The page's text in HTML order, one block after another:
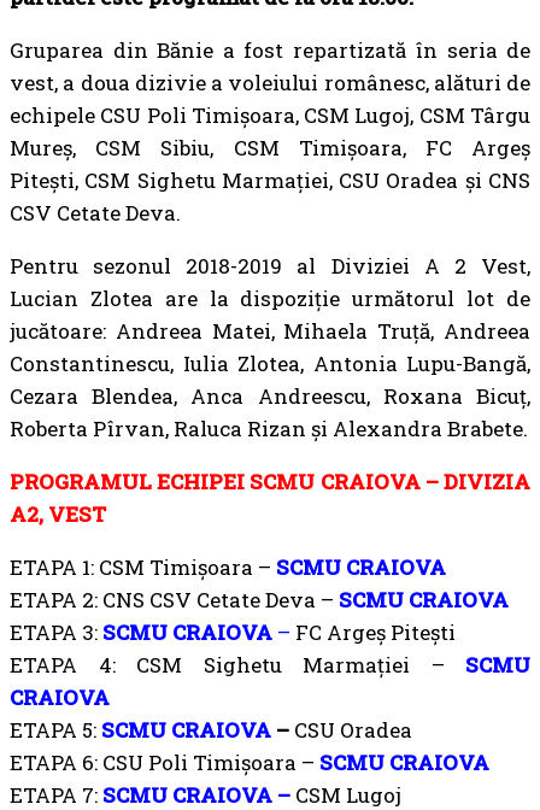
Gruparea din Bănie a fost repartizată în seria de
vest, a doua dizivie a voleiului românesc, alături de
echipele CSU Poli Timișoara, CSM Lugoj, CSM Târgu
Mureș, CSM Sibiu, CSM Timișoara, FC Argeș
Pitești, CSM Sighetu Marmației, CSU Oradea și CNS
CSV Cetate Deva.
Pentru sezonul 2018-2019 al Diviziei A 2 Vest,
Lucian Zlotea are la dispoziție următorul lot de
jucătoare: Andreea Matei, Mihaela Truță, Andreea
Constantinescu, Iulia Zlotea, Antonia Lupu-Bangă,
Cezara Blendea, Anca Andreescu, Roxana Bicuț,
Roberta Pîrvan, Raluca Rizan și Alexandra Brabete.
PROGRAMUL ECHIPEI SCMU CRAIOVA – DIVIZIA
A2, VEST
ETAPA 1: CSM Timișoara – SCMU CRAIOVA
ETAPA 2: CNS CSV Cetate Deva – SCMU CRAIOVA
ETAPA 3: SCMU CRAIOVA – FC Argeș Pitești
ETAPA 4: CSM Sighetu Marmației – SCMU
CRAIOVA
ETAPA 5: SCMU CRAIOVA – CSU Oradea
ETAPA 6: CSU Poli Timișoara – SCMU CRAIOVA
ETAPA 7: SCMU CRAIOVA – CSM Lugoj